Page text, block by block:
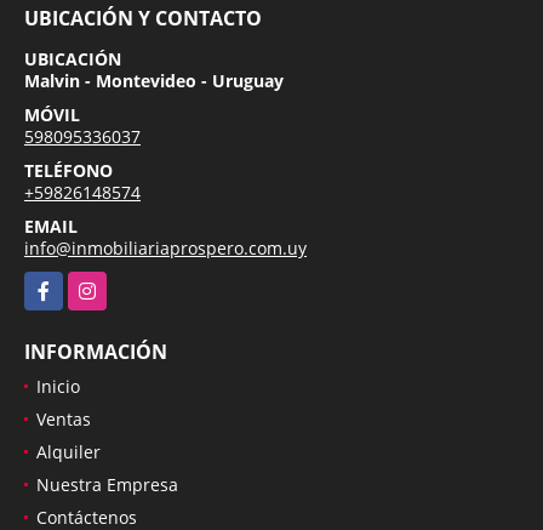
UBICACIÓN Y CONTACTO
UBICACIÓN
Malvin - Montevideo - Uruguay
MÓVIL
598095336037
TELÉFONO
+59826148574
EMAIL
info@inmobiliariaprospero.com.uy
FacebookInstagram
INFORMACIÓN
Inicio
Ventas
Alquiler
Nuestra Empresa
Contáctenos